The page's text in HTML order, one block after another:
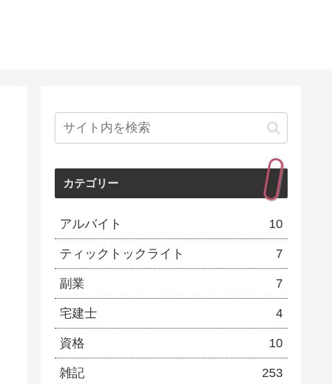
カテゴリー
アルバイト 10
ティックトックライト 7
副業 7
宅建士 4
資格 10
雑記 253